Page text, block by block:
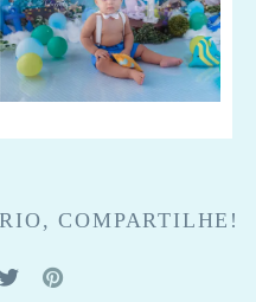
COMPARTILHE!